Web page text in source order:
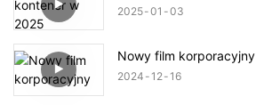
2025 01 03
Nowy film korporacyjny
2024 12 16